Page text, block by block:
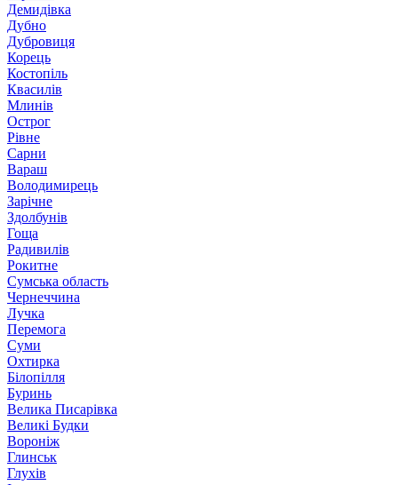
Демидівка
Дубно
Дубровиця
Корець
Костопіль
Квасилів
Млинів
Острог
Рівне
Сарни
Вараш
Володимирець
Зарічне
Здолбунів
Гоща
Радивилів
Рокитне
Сумська область
Чернеччина
Лучка
Перемога
Суми
Охтирка
Білопілля
Буринь
Велика Писарівка
Великі Будки
Вороніж
Глинськ
Глухів